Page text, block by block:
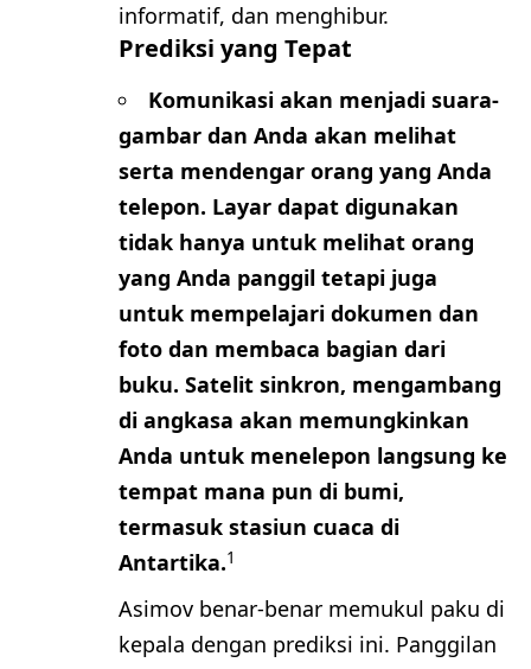
informatif, dan menghibur.
Prediksi yang Tepat
Komunikasi akan menjadi suara-
gambar dan Anda akan melihat
serta mendengar orang yang Anda
telepon. Layar dapat digunakan
tidak hanya untuk melihat orang
yang Anda panggil tetapi juga
untuk mempelajari dokumen dan
foto dan membaca bagian dari
buku. Satelit sinkron, mengambang
di angkasa akan memungkinkan
Anda untuk menelepon langsung ke
tempat mana pun di bumi,
termasuk stasiun cuaca di
Antartika.1
Asimov benar-benar memukul paku di
kepala dengan prediksi ini. Panggilan